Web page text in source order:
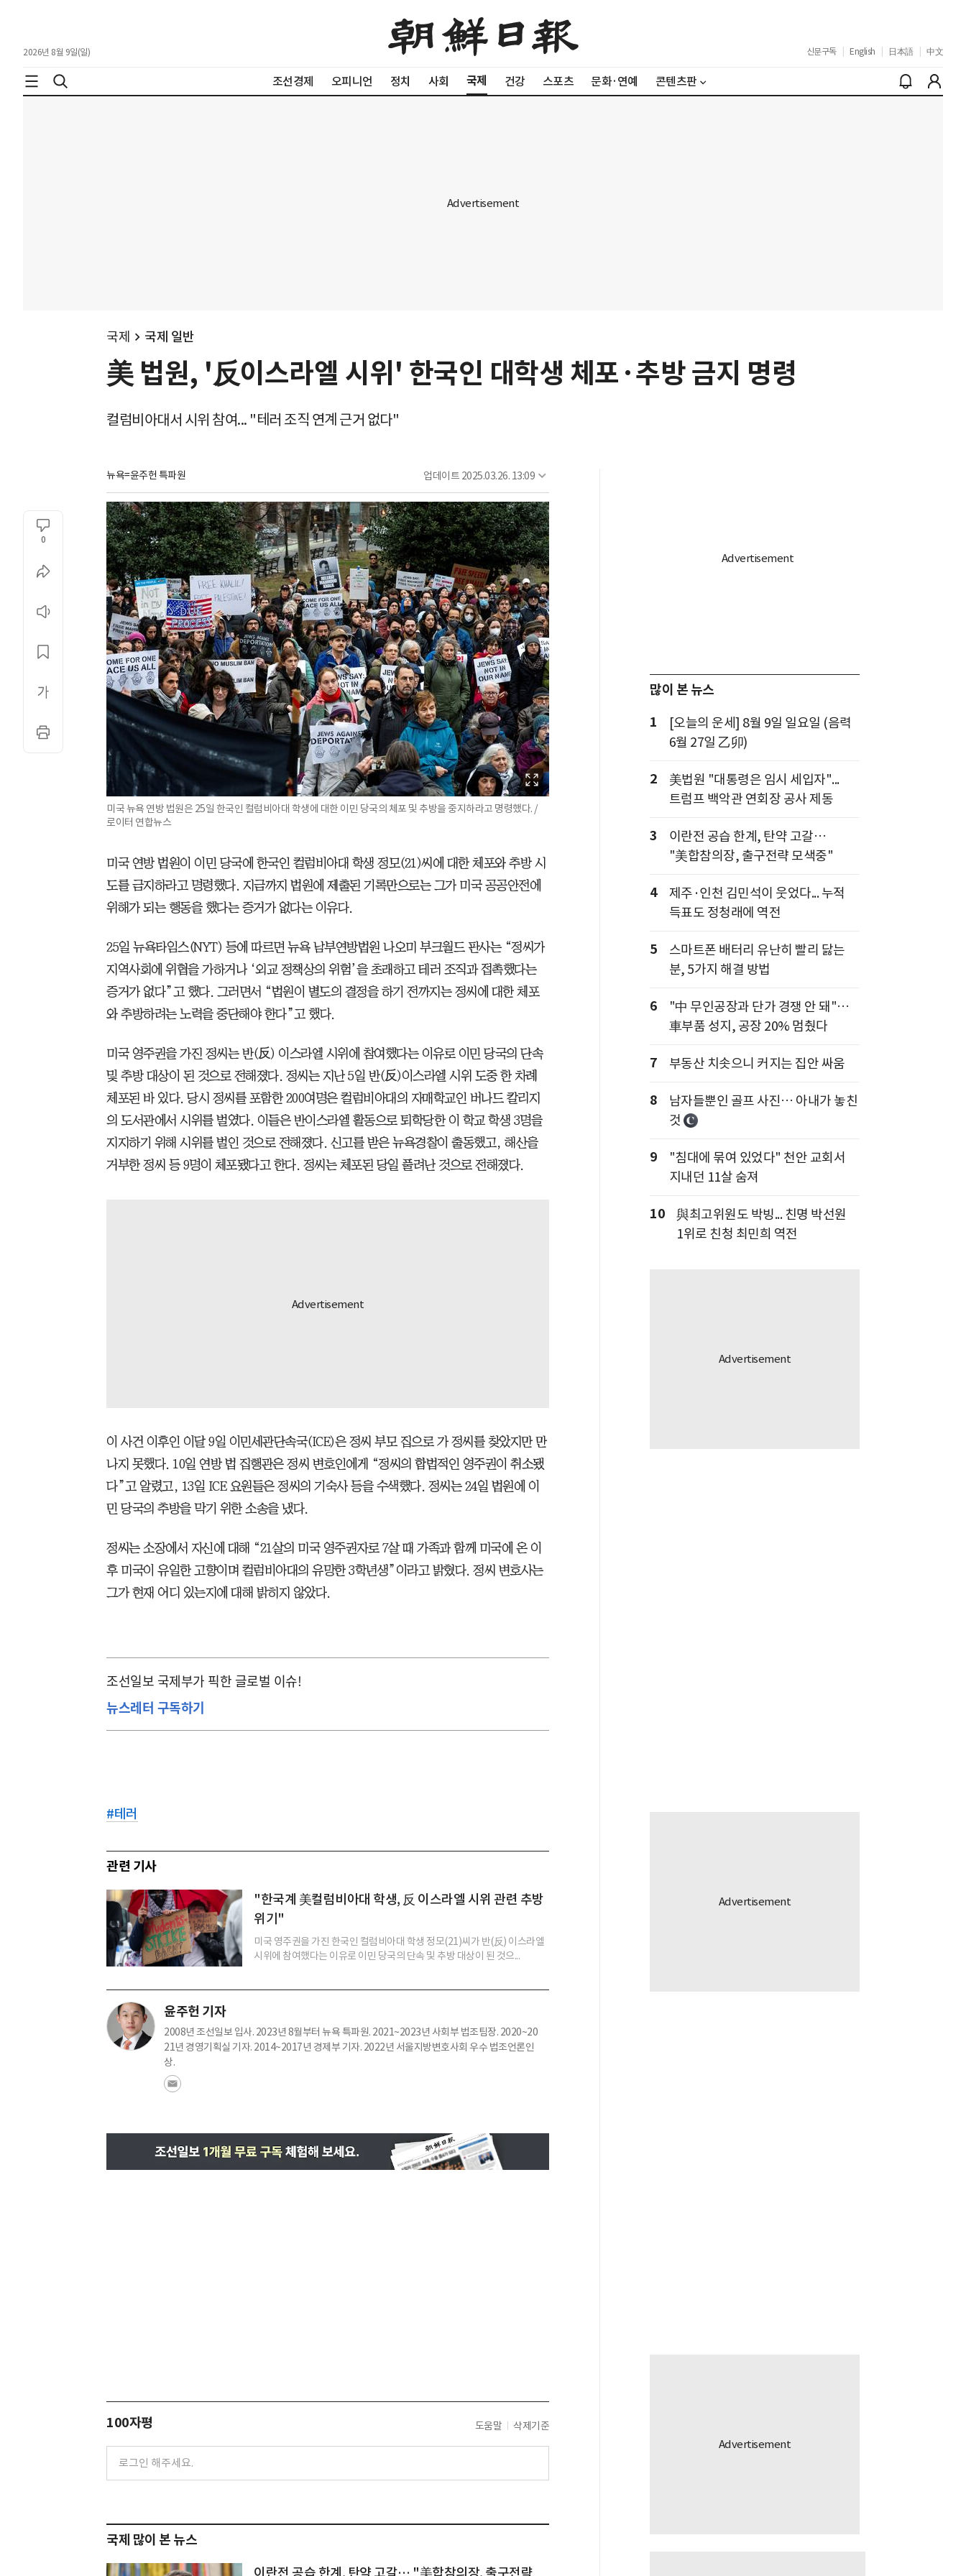
2026년 8월 9일(일) 신문구독 English 日本語 中文
조선경제 오피니언 정치 사회 국제 건강 스포츠 문화·연예 콘텐츠판
국제 국제 일반
美 법원, '反이스라엘 시위' 한국인 대학생 체포·추방 금지 명령
컬럼비아대서 시위 참여... "테러 조직 연계 근거 없다"
뉴욕=윤주헌 특파원 업데이트 2025.03.26. 13:09
0
미국 뉴욕 연방 법원은 25일 한국인 컬럼비아대 학생에 대한 이민 당국의 체포 및 추방을 중지하라고 명령했다. /
로이터 연합뉴스
미국 연방 법원이 이민 당국에 한국인 컬럼비아대 학생 정모(21)씨에 대한 체포와 추방 시
도를 금지하라고 명령했다. 지금까지 법원에 제출된 기록만으로는 그가 미국 공공안전에
위해가 되는 행동을 했다는 증거가 없다는 이유다.
25일 뉴욕타임스(NYT) 등에 따르면 뉴욕 남부연방법원 나오미 부크월드 판사는 “정씨가
지역사회에 위협을 가하거나 ‘외교 정책상의 위험’을 초래하고 테러 조직과 접촉했다는
증거가 없다”고 했다. 그러면서 “법원이 별도의 결정을 하기 전까지는 정씨에 대한 체포
와 추방하려는 노력을 중단해야 한다”고 했다.
미국 영주권을 가진 정씨는 반(反) 이스라엘 시위에 참여했다는 이유로 이민 당국의 단속
및 추방 대상이 된 것으로 전해졌다. 정씨는 지난 5일 반(反)이스라엘 시위 도중 한 차례
체포된 바 있다. 당시 정씨를 포함한 200여명은 컬럼비아대의 자매학교인 버나드 칼리지
의 도서관에서 시위를 벌였다. 이들은 반이스라엘 활동으로 퇴학당한 이 학교 학생 3명을
지지하기 위해 시위를 벌인 것으로 전해졌다. 신고를 받은 뉴욕경찰이 출동했고, 해산을
거부한 정씨 등 9명이 체포됐다고 한다. 정씨는 체포된 당일 풀려난 것으로 전해졌다.
이 사건 이후인 이달 9일 이민세관단속국(ICE)은 정씨 부모 집으로 가 정씨를 찾았지만 만
나지 못했다. 10일 연방 법 집행관은 정씨 변호인에게 “정씨의 합법적인 영주권이 취소됐
다”고 알렸고, 13일 ICE 요원들은 정씨의 기숙사 등을 수색했다. 정씨는 24일 법원에 이
민 당국의 추방을 막기 위한 소송을 냈다.
정씨는 소장에서 자신에 대해 “21살의 미국 영주권자로 7살 때 가족과 함께 미국에 온 이
후 미국이 유일한 고향이며 컬럼비아대의 유망한 3학년생”이라고 밝혔다. 정씨 변호사는
그가 현재 어디 있는지에 대해 밝히지 않았다.
조선일보 국제부가 픽한 글로벌 이슈!
뉴스레터 구독하기
#테러
관련 기사
"한국계 美컬럼비아대 학생, 反 이스라엘 시위 관련 추방
위기"
미국 영주권을 가진 한국인 컬럼비아대 학생 정모(21)씨가 반(反) 이스라엘
시위에 참여했다는 이유로 이민 당국의 단속 및 추방 대상이 된 것으...
윤주헌 기자
2008년 조선일보 입사. 2023년 8월부터 뉴욕 특파원. 2021~2023년 사회부 법조팀장. 2020~20
21년 경영기획실 기자. 2014~2017년 경제부 기자. 2022년 서울지방변호사회 우수 법조언론인
상.
100자평 도움말 삭제기준
국제 많이 본 뉴스
많이 본 뉴스
1
[오늘의 운세] 8월 9일 일요일 (음력
6월 27일 乙卯)
2
美법원 "대통령은 임시 세입자"...
트럼프 백악관 연회장 공사 제동
3
이란전 공습 한계, 탄약 고갈…
"美합참의장, 출구전략 모색중"
4
제주·인천 김민석이 웃었다... 누적
득표도 정청래에 역전
5
스마트폰 배터리 유난히 빨리 닳는
분, 5가지 해결 방법
6
"中 무인공장과 단가 경쟁 안 돼"…
車부품 성지, 공장 20% 멈췄다
7 부동산 치솟으니 커지는 집안 싸움
8
남자들뿐인 골프 사진… 아내가 놓친
것
9
"침대에 묶여 있었다" 천안 교회서
지내던 11살 숨져
10
與최고위원도 박빙... 친명 박선원
1위로 친청 최민희 역전